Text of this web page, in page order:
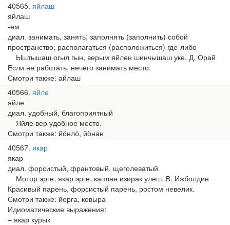
40565 яйлаш
яйлаш
-ем
диал. занимать, занять; заполнять (заполнить) собой
пространство; располагаться (расположиться) где-либо
Ыштышаш огыл гын, верым яйлен шинчышаш уке. Д. Орай
Если не работать, нечего занимать место.
Смотри также: айлаш
40566 яйле
яйле
диал. удобный, благоприятный
Яйле вер удобное место.
Смотри также: йӧнлӧ, йӧнан
40567 якар
якар
диал. форсистый, франтовый, щеголеватый
Мотор эрге, якар эрге, каплан изирак улеш. В. Ижболдин
Красивый парень, форсистый парень, ростом невелик.
Смотри также: йорга, ковыра
Идиоматические выражения:
– якар кӱрык